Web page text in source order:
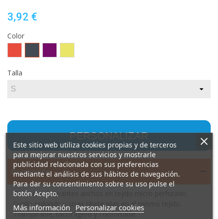
3,92 €
Color
FLUOR
Talla
PERSONALIZAR
Descripción
Camiseta de tirantes anchos en tejido micro perforado.
Cuello redondo y sisas ribeteadas en el mismo tejido.
Transpirable, tacto ligero y confortable.
Este sitio web utiliza cookies propias y de terceros
para mejorar nuestros servicios y mostrarle
publicidad relacionada con sus preferencias
mediante el análisis de sus hábitos de navegación.
Para dar su consentimiento sobre su uso pulse el
botón Acepto.
Más información sobre
Personalizar cookies